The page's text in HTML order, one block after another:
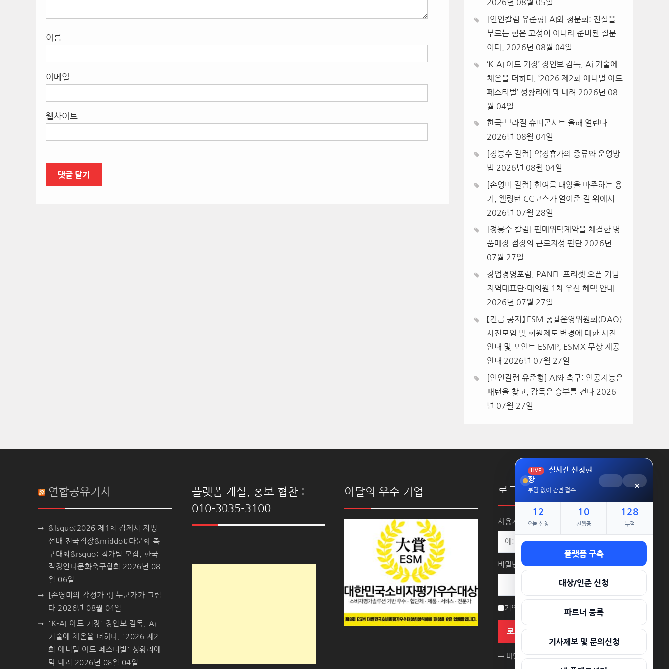
이름
이메일
웹사이트
2026년 08월 05일
[인인칼럼 유준형] AI와 청문회: 진실을
부르는 힘은 고성이 아니라 준비된 질문
이다.
2026년 08월 04일
‘K-AI 아트 거장’ 장인보 감독, Ai 기술에
체온을 더하다, ‘2026 제2회 애니멀 아트
페스티벌’ 성황리에 막 내려 2026년 08
월 04일
한국·브라질 슈퍼콘서트 올해 열린다
2026년 08월 04일
[정봉수 칼럼] 약정휴가의 종류와 운영방
법 2026년 08월 04일
[손영미 칼럼] 한여름 태양을 마주하는 용
기, 웰링턴 CC코스가 열어준 길 위에서
2026년 07월 28일
[정봉수 칼럼] 판매위탁계약을 체결한 명
품매장 점장의 근로자성 판단 2026년
07월 27일
창업경영포럼, PANEL 프리셋 오픈 기념
지역대표단·대의원 1차 우선 혜택 안내
2026년 07월 27일
【긴급 공지】 ESM 총괄운영위원회(DAO)
사전모임 및 회원제도 변경에 대한 사전
안내 및 포인트 ESMP, ESMX 무상 제공
안내 2026년 07월 27일
[인인칼럼 유준형] AI와 축구: 인공지능은
패턴을 찾고, 감독은 승부를 건다 2026
년 07월 27일
연합공유기사
&lsquo;2026 제1회 김제시 지평
선배 전국직장&middot;다문화 축
구대회&rsquo; 참가팀 모집, 한국
직장인다문화축구협회 2026년 08
월 06일
[손영미의 감성가곡] 누군가가 그립
다 2026년 08월 04일
'K-AI 아트 거장' 장인보 감독, Ai
기술에 체온을 더하다, '2026 제2
회 애니멀 아트 페스티벌' 성황리에
막 내려 2026년 08월 04일
플랫폼 개설, 홍보 협찬 :
010-3035-3100
이달의 우수 기업 로그인
사용자명 또는 이메일 주소
비밀번호
기억하기
로그인
→ 비밀번호를 잊으셨나요?
LIVE
실시간 신청현
황
부담 없이 간편 접수
─ ×
12
오늘 신청
10
진행중
128
누적
플랫폼 구축
대상/인준 신청
파트너 등록
기사제보 및 문의신청